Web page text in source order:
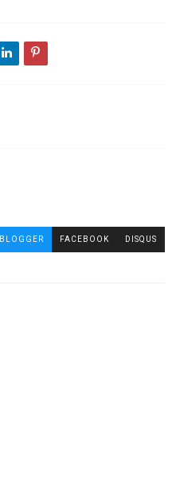
BLOGGER FACEBOOK DISQUS